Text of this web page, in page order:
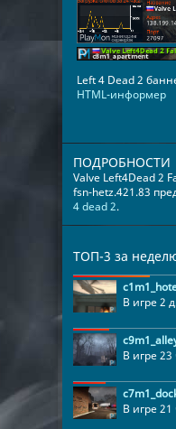
Left 4 Dead 2
HTML-информер
ПОДРОБНОСТИ
Valve Left4Dead 2
fsn-hetz.421.83
4 dead 2.
ТОП-3 за
В игре 2
В игре 23
В игре 21